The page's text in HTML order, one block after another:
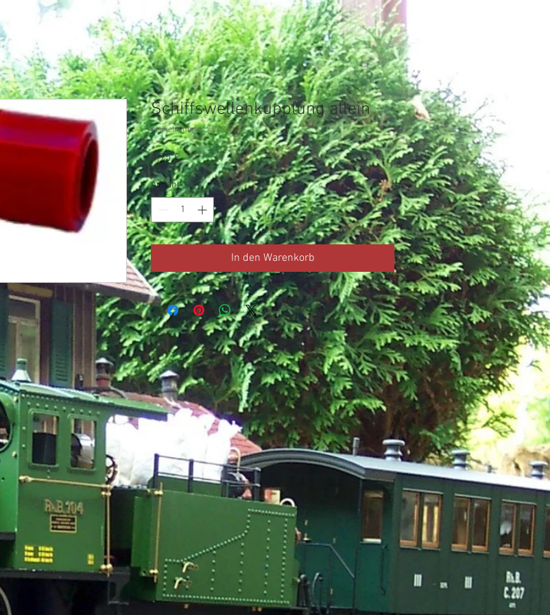
Schiffswellenkupplung allein
Artikelnummer: 40469
4,95 €Preis
Anzahl *
In den Warenkorb